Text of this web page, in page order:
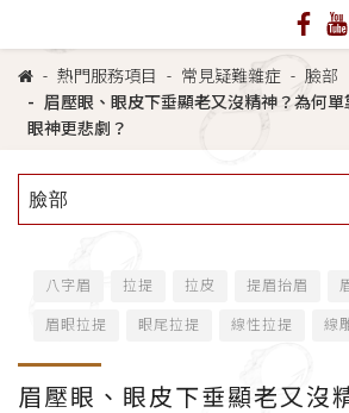
熱門服務項目 常見疑難雜症
臉部
眉壓眼、眼皮下垂顯老又沒精神？為何
眼神更悲劇？
臉部
八字眉 拉提 拉皮 提眉抬眉
眉眼拉提 眼尾拉提 線性拉提 線
眉壓眼、眼皮下垂顯老又沒